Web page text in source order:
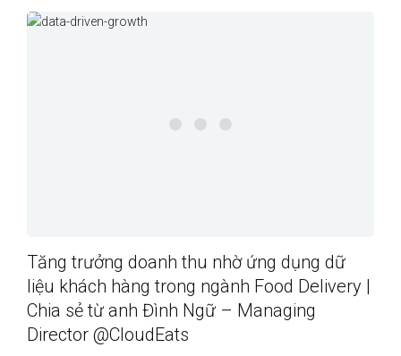
Tăng trưởng doanh thu nhờ ứng dụng dữ
liệu khách hàng trong ngành Food Delivery |
Chia sẻ từ anh Đình Ngữ – Managing
Director @CloudEats